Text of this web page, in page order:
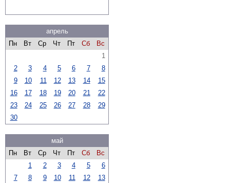
апрель
Пн
Вт Ср Чт Пт Сб
Вс
1
2
3 4 5 6 7
8
9
10 11 12 13 14
15
16
17 18 19 20 21
22
23
24 25 26 27 28
29
30
май
Пн
Вт Ср Чт Пт Сб
Вс
1
2 3 4 5
6
7
8 9 10 11 12
13